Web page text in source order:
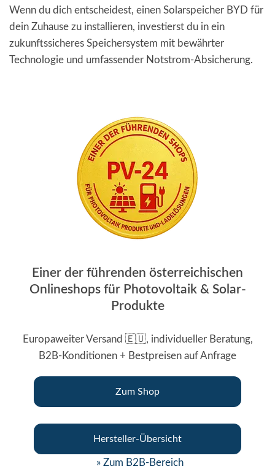
Wenn du dich entscheidest, einen Solarspeicher BYD für
dein Zuhause zu installieren, investierst du in ein
zukunftssicheres Speichersystem mit bewährter
Technologie und umfassender Notstrom-Absicherung.
Einer der führenden österreichischen
Onlineshops für Photovoltaik & Solar-
Produkte
Europaweiter Versand 🇪🇺, individueller Beratung,
B2B-Konditionen + Bestpreisen auf Anfrage
Zum Shop
Hersteller-Übersicht
» Zum B2B-Bereich